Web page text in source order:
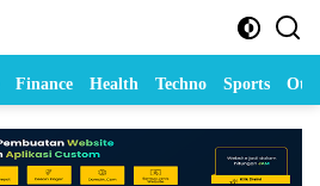
Finance Health Techno Sports